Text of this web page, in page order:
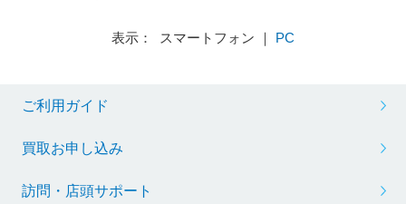
表示： スマートフォン ｜ PC
ご利用ガイド
買取お申し込み
訪問・店頭サポート